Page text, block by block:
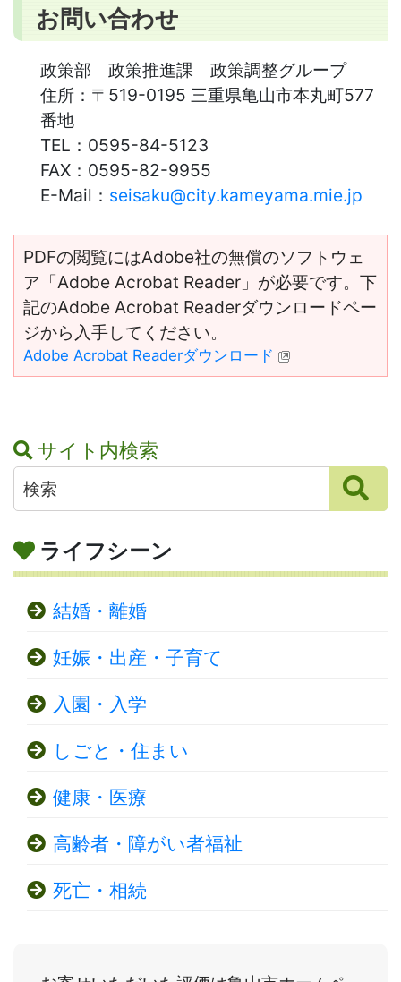
お問い合わせ
政策部 政策推進課 政策調整グループ
住所： 〒519-0195 三重県亀山市本丸町577
番地
TEL： 0595-84-5123
FAX： 0595-82-9955
E-Mail： seisaku@city.kameyama.mie.jp
PDFの閲覧にはAdobe社の無償のソフトウェ
ア「Adobe Acrobat Reader」が必要です。下
記のAdobe Acrobat Readerダウンロードペー
ジから入手してください。
Adobe Acrobat Readerダウンロード
サイト内検索
ライフシーン
結婚・離婚
妊娠・出産・子育て
入園・入学
しごと・住まい
健康・医療
高齢者・障がい者福祉
死亡・相続